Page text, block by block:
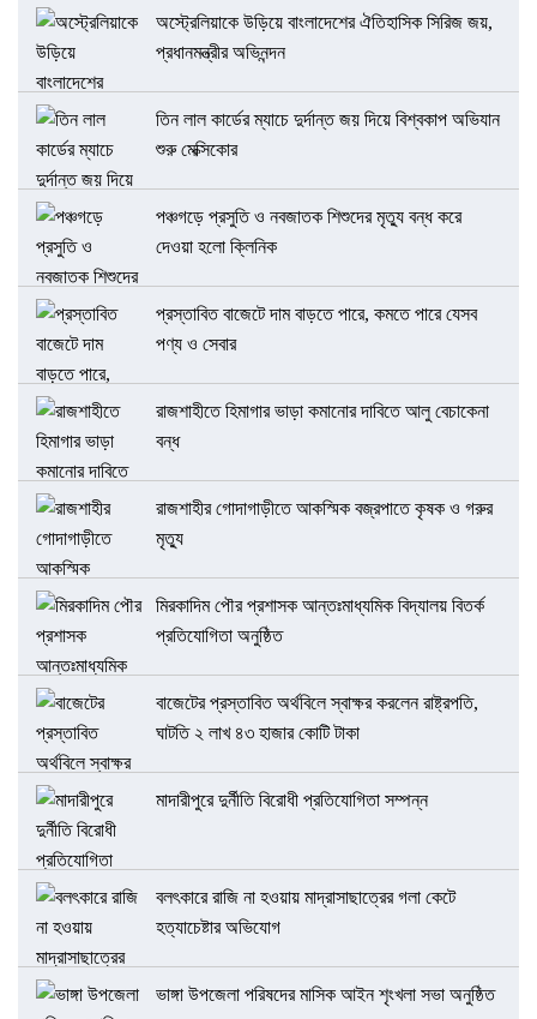
অস্ট্রেলিয়াকে উড়িয়ে বাংলাদেশের ঐতিহাসিক সিরিজ জয়,
প্রধানমন্ত্রীর অভিনন্দন
তিন লাল কার্ডের ম্যাচে দুর্দান্ত জয় দিয়ে বিশ্বকাপ অভিযান
শুরু মেক্সিকোর
পঞ্চগড়ে প্রসুতি ও নবজাতক শিশুদের মৃত্যু বন্ধ করে
দেওয়া হলো ক্লিনিক
প্রস্তাবিত বাজেটে দাম বাড়তে পারে, কমতে পারে যেসব
পণ্য ও সেবার
রাজশাহীতে হিমাগার ভাড়া কমানোর দাবিতে আলু বেচাকেনা
বন্ধ
রাজশাহীর গোদাগাড়ীতে আকস্মিক বজ্রপাতে কৃষক ও গরুর
মৃত্যু
মিরকাদিম পৌর প্রশাসক আন্তঃমাধ্যমিক বিদ্যালয় বিতর্ক
প্রতিযোগিতা অনুষ্ঠিত
বাজেটের প্রস্তাবিত অর্থবিলে স্বাক্ষর করলেন রাষ্ট্রপতি,
ঘাটতি ২ লাখ ৪৩ হাজার কোটি টাকা
মাদারীপুরে দুর্নীতি বিরোধী প্রতিযোগিতা সম্পন্ন
বলৎকারে রাজি না হওয়ায় মাদ্রাসাছাত্রের গলা কেটে
হত্যাচেষ্টার অভিযোগ
ভাঙ্গা উপজেলা পরিষদের মাসিক আইন শৃংখলা সভা অনুষ্ঠিত